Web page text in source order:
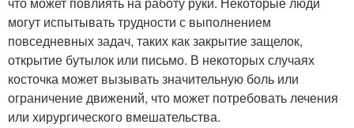
могут испытывать трудности с выполнением
повседневных задач, таких как закрытие защелок,
открытие бутылок или письмо. В некоторых случаях
косточка может вызывать значительную боль или
ограничение движений, что может потребовать лечения
или хирургического вмешательства.